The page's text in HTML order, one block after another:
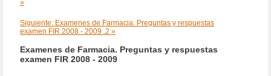
»
Siguiente: Examenes de Farmacia. Preguntas y respuestas
examen FIR 2008 - 2009 .2 »
Examenes de Farmacia. Preguntas y respuestas
examen FIR 2008 - 2009